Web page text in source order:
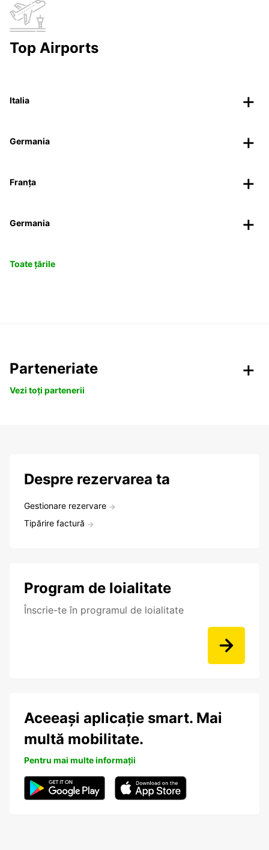
Top Airports
Italia
Germania
Franța
Germania
Toate țările
Parteneriate
Vezi toți partenerii
Despre rezervarea ta
Gestionare rezervare
Tipărire factură
Program de loialitate
Înscrie-te în programul de loialitate
Aceeași aplicație smart. Mai
multă mobilitate.
Pentru mai multe informații